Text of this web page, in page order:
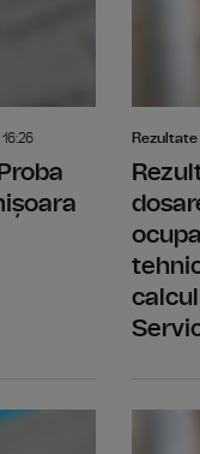
calcul